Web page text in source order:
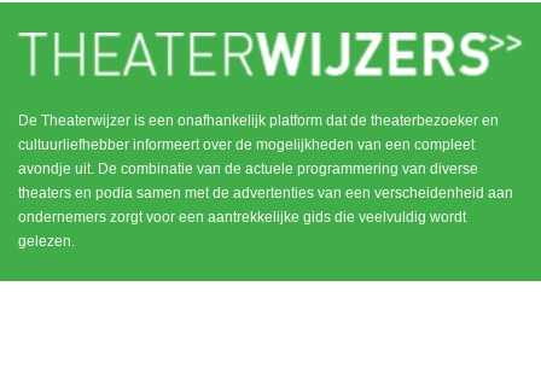
De Theaterwijzer is een onafhankelijk platform dat de theaterbezoeker en
cultuurliefhebber informeert over de mogelijkheden van een compleet
avondje uit. De combinatie van de actuele programmering van diverse
theaters en podia samen met de advertenties van een verscheidenheid aan
ondernemers zorgt voor een aantrekkelijke gids die veelvuldig wordt
gelezen.